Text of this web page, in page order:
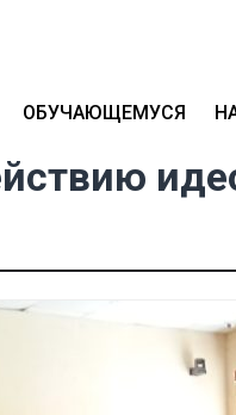
ОБУЧАЮЩЕМУСЯ